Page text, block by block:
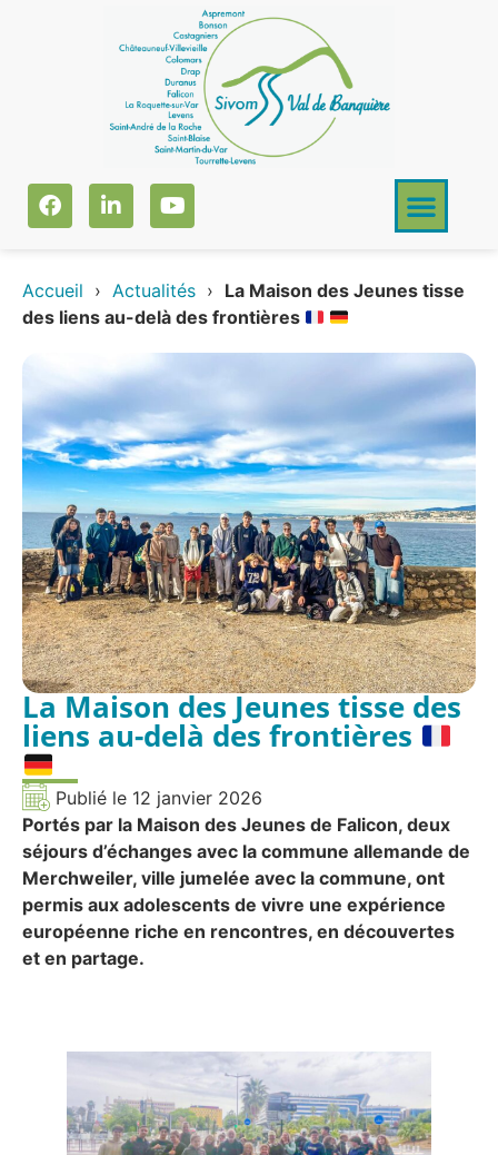
Accueil › Actualités › La Maison des Jeunes tisse
des liens au-delà des frontières
La Maison des Jeunes tisse des
liens au-delà des frontières
Publié le 12 janvier 2026
Portés par la Maison des Jeunes de Falicon, deux
séjours d’échanges avec la commune allemande de
Merchweiler, ville jumelée avec la commune, ont
permis aux adolescents de vivre une expérience
européenne riche en rencontres, en découvertes
et en partage.